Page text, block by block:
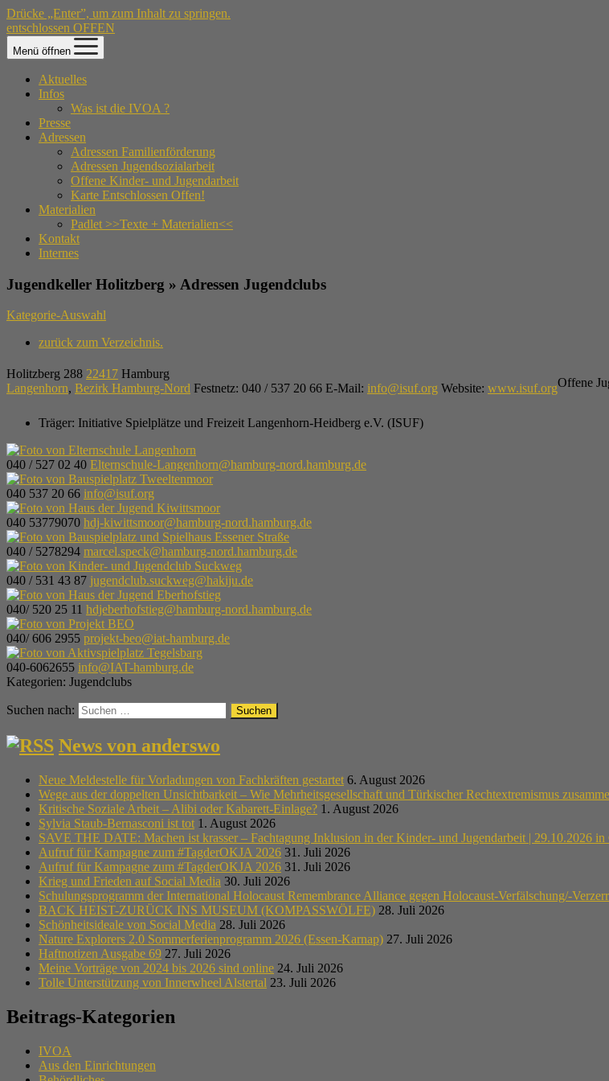
Drücke „Enter”, um zum Inhalt zu springen.
entschlossen OFFEN
Menü öffnen
Aktuelles
Infos
Was ist die IVOA ?
Presse
Adressen
Adressen Familienförderung
Adressen Jugendsozialarbeit
Offene Kinder- und Jugendarbeit
Karte Entschlossen Offen!
Materialien
Padlet >>Texte + Materialien<<
Kontakt
Internes
Jugendkeller Holitzberg » Adressen Jugendclubs
Kategorie-Auswahl
zurück zum Verzeichnis.
Holitzberg 288 22417 Hamburg
Langenhorn, Bezirk Hamburg-Nord Festnetz: 040 / 537 20 66 E-Mail: info@isuf.org Website: www.isuf.orgOffene
Träger: Initiative Spielplätze und Freizeit Langenhorn-Heidberg e.V. (ISUF)
040 / 527 02 40 Elternschule-Langenhorn@hamburg-nord.hamburg.de
040 537 20 66 info@isuf.org
040 53779070 hdj-kiwittsmoor@hamburg-nord.hamburg.de
040 / 5278294 marcel.speck@hamburg-nord.hamburg.de
040 / 531 43 87 jugendclub.suckweg@hakiju.de
040/ 520 25 11 hdjeberhofstieg@hamburg-nord.hamburg.de
040/ 606 2955 projekt-beo@iat-hamburg.de
040-6062655 info@IAT-hamburg.de
Kategorien: Jugendclubs
Suchen nach:
News von anderswo
Neue Meldestelle für Vorladungen von Fachkräften gestartet 6. August 2026
Wege aus der doppelten Unsichtbarkeit – Wie Mehrheitsgesellschaft und Türkischer Rechtextremismus
Kritische Soziale Arbeit – Alibi oder Kabarett-Einlage? 1. August 2026
Sylvia Staub-Bernasconi ist tot 1. August 2026
SAVE THE DATE: Machen ist krasser – Fachtagung Inklusion in der Kinder- und Jugendarbeit | 29.10.2026 in
Aufruf für Kampagne zum #TagderOKJA 2026 31. Juli 2026
Aufruf für Kampagne zum #TagderOKJA 2026 31. Juli 2026
Krieg und Frieden auf Social Media 30. Juli 2026
Schulungsprogramm der International Holocaust Remembrance Alliance gegen Holocaust-Verfälschung/-
BACK HEIST-ZURÜCK INS MUSEUM (KOMPASSWÖLFE) 28. Juli 2026
Schönheitsideale von Social Media 28. Juli 2026
Nature Explorers 2.0 Sommerferienprogramm 2026 (Essen-Karnap) 27. Juli 2026
Haftnotizen Ausgabe 69 27. Juli 2026
Meine Vorträge von 2024 bis 2026 sind online 24. Juli 2026
Tolle Unterstützung von Innerwheel Alstertal 23. Juli 2026
Beitrags-Kategorien
IVOA
Aus den Einrichtungen